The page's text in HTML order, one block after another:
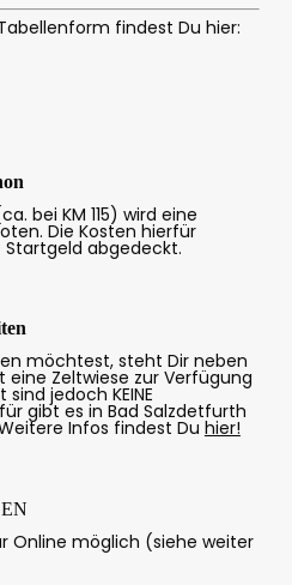
findest Du hier:
bei KM 115) wird eine
Die Kosten hierfür
abgedeckt.
möchtest, steht Dir neben
Zeltwiese zur Verfügung
sind jedoch KEINE
gibt es in Bad Salzdetfurth
Infos findest Du hier!
Online möglich (siehe weiter